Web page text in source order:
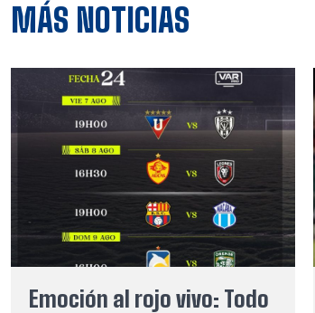
MÁS NOTICIAS
Emoción al rojo vivo: Todo